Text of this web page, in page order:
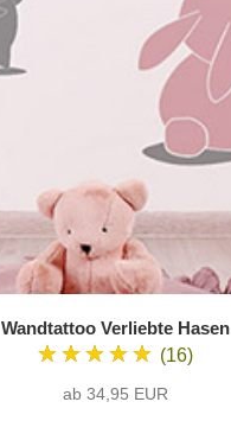
Wandtattoo Verliebte Hasen
★★★★★ (16)
ab 34,95 EUR